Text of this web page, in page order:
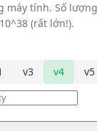
tính. Số
(rất lớn!).
v3 v4 v5